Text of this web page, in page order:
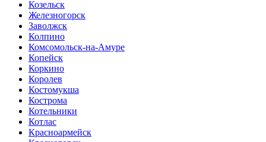
Козельск
Железногорск
Заволжск
Колпино
Комсомольск-на-Амуре
Копейск
Коркино
Королев
Костомукша
Кострома
Котельники
Котлас
Красноармейск